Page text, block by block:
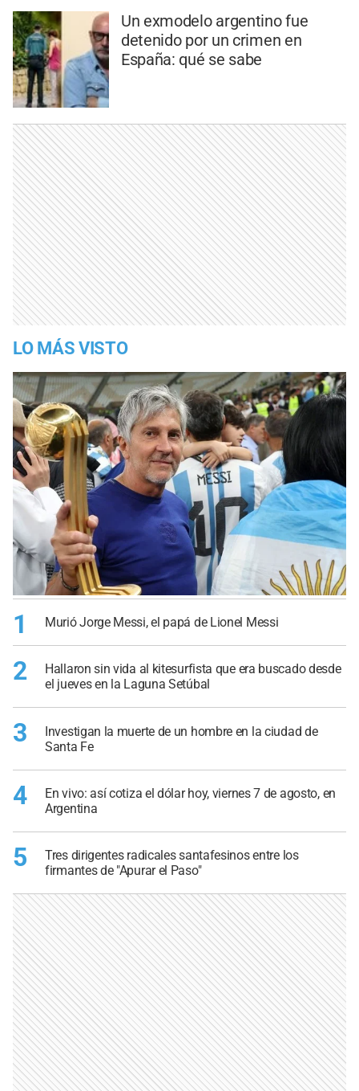
Un exmodelo argentino fue
detenido por un crimen en
España: qué se sabe
LO MÁS VISTO
1 Murió Jorge Messi, el papá de Lionel Messi
2
Hallaron sin vida al kitesurfista que era buscado desde
el jueves en la Laguna Setúbal
3
Investigan la muerte de un hombre en la ciudad de
Santa Fe
4
En vivo: así cotiza el dólar hoy, viernes 7 de agosto, en
Argentina
5
Tres dirigentes radicales santafesinos entre los
firmantes de "Apurar el Paso"